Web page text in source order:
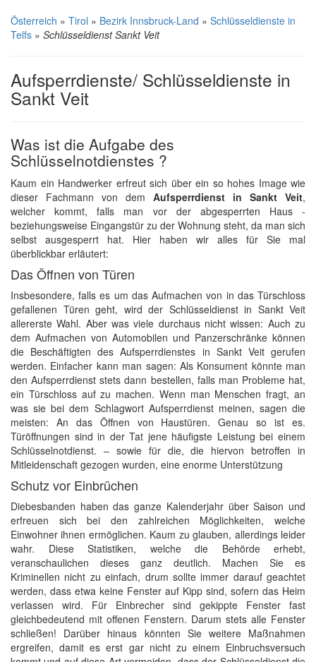
Österreich » Tirol » Bezirk Innsbruck-Land » Schlüsseldienste in
Telfs » Schlüsseldienst Sankt Veit
Aufsperrdienste/ Schlüsseldienste in
Sankt Veit
Was ist die Aufgabe des
Schlüsselnotdienstes ?
Kaum ein Handwerker erfreut sich über ein so hohes Image wie
dieser Fachmann von dem Aufsperrdienst in Sankt Veit,
welcher kommt, falls man vor der abgesperrten Haus -
beziehungsweise Eingangstür zu der Wohnung steht, da man sich
selbst ausgesperrt hat. Hier haben wir alles für Sie mal
überblickbar erläutert:
Das Öffnen von Türen
Insbesondere, falls es um das Aufmachen von in das Türschloss
gefallenen Türen geht, wird der Schlüsseldienst in Sankt Veit
allererste Wahl. Aber was viele durchaus nicht wissen: Auch zu
dem Aufmachen von Automobilen und Panzerschränke können
die Beschäftigten des Aufsperrdienstes in Sankt Veit gerufen
werden. Einfacher kann man sagen: Als Konsument könnte man
den Aufsperrdienst stets dann bestellen, falls man Probleme hat,
ein Türschloss auf zu machen. Wenn man Menschen fragt, an
was sie bei dem Schlagwort Aufsperrdienst meinen, sagen die
meisten: An das Öffnen von Haustüren. Genau so ist es.
Türöffnungen sind in der Tat jene häufigste Leistung bei einem
Schlüsselnotdienst. – sowie für die, die hiervon betroffen in
Mitleidenschaft gezogen wurden, eine enorme Unterstützung
Schutz vor Einbrüchen
Diebesbanden haben das ganze Kalenderjahr über Saison und
erfreuen sich bei den zahlreichen Möglichkeiten, welche
Einwohner ihnen ermöglichen. Kaum zu glauben, allerdings leider
wahr. Diese Statistiken, welche die Behörde erhebt,
veranschaulichen dieses ganz deutlich. Machen Sie es
Kriminellen nicht zu einfach, drum sollte immer darauf geachtet
werden, dass etwa keine Fenster auf Kipp sind, sofern das Heim
verlassen wird. Für Einbrecher sind gekippte Fenster fast
gleichbedeutend mit offenen Fenstern. Darum stets alle Fenster
schließen! Darüber hinaus könnten Sie weitere Maßnahmen
ergreifen, damit es erst gar nicht zu einem Einbruchsversuch